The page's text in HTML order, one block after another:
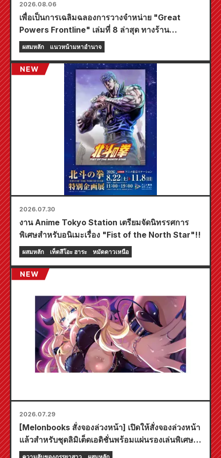
2026.08.06
เพื่อเป็นการเฉลิมฉลองการวางจำหน่าย "Great
Powers Frontline" เล่มที่ 8 ล่าสุด ทางร้าน
Animate ทั่วประเทศจะจัดงานอีเวนต์พิเศษในช่วง
เวลาจำกัด เริ่มตั้งแต่วันที่ 20 สิงหาคม โดยคุณ
สามารถรับมินิการ์ดสุดพิเศษ (ทั้งหมด 4 แบบ) ได้ที่นี่!
ผสมหลัก แนวหน้ามหาอำนาจ
2026.07.30
งาน Anime Tokyo Station เตรียมจัดนิทรรศการ
พิเศษสำหรับอนิเมะเรื่อง "Fist of the North Star"!!
ผสมหลัก เท็ตสึโอะ ฮาระ หมัดดาวเหนือ
2026.07.29
[Melonbooks สั่งจองล่วงหน้า] เปิดให้สั่งจองล่วงหน้า
แล้วสำหรับชุดลิมิเต็ดเอดิชั่นพร้อมแผ่นรองเล่นพิเศษที่
มีภาพประกอบสุดงดงามของฟูยูกิ โทโจ วาดโดยคุโด!